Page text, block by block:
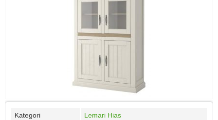
Kategori
Lemari Hias